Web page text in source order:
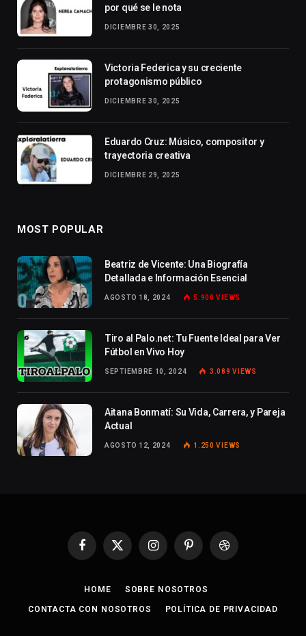
por qué se le nota
DICIEMBRE 30, 2025
Victoria Federica y su creciente
protagonismo público
DICIEMBRE 30, 2025
Eduardo Cruz: Músico, compositor y
trayectoria creativa
DICIEMBRE 29, 2025
MOST POPULAR
Beatriz de Vicente: Una Biografía
Detallada e Información Esencial
AGOSTO 18, 2024 5.900VIEWS
Tiro al Palo.net: Tu Fuente Ideal para Ver
Fútbol en Vivo Hoy
SEPTIEMBRE 10, 2024 3.089VIEWS
Aitana Bonmatí: Su Vida, Carrera, y Pareja
Actual
AGOSTO 12, 2024 1.250VIEWS
Facebook
X
InstagramPinterestDribbble
HOME SOBRE NOSOTROS
CONTACTA CON NOSOTROS POLÍTICA DE PRIVACIDAD